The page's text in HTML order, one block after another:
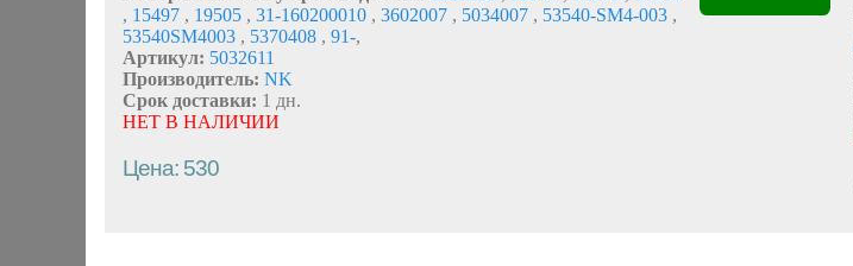
, 15497 , 19505 , 31-160200010 , 3602007 , 5034007 , 53540-SM4-003 ,
53540SM4003 , 5370408 , 91-,
Артикул: 5032611
Производитель: NK
Срок доставки: 1 дн.
НЕТ В НАЛИЧИИ
Цена: 530